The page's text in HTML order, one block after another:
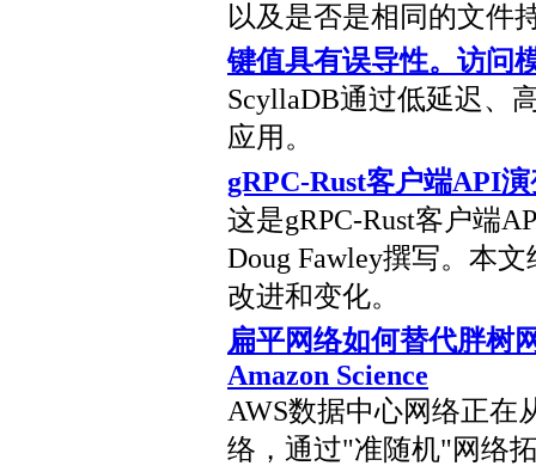
以及是否是相同的文件
键值具有误导性。访问
ScyllaDB通过低延迟、
应用。
gRPC-Rust客户端API
这是gRPC-Rust客户端
Doug Fawley撰写。本
改进和变化。
扁平网络如何替代胖树
Amazon Science
AWS数据中心网络正在
络，通过"准随机"网络